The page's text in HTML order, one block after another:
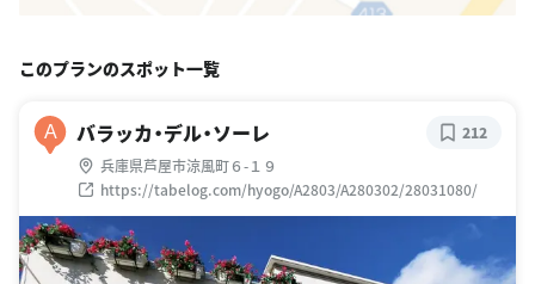
このプランのスポット一覧
A バラッカ・デル・ソーレ
兵庫県芦屋市涼風町６-１９
https://tabelog.com/hyogo/A2803/A280302/28031080/
212